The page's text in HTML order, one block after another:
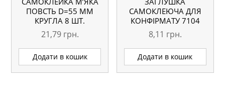
ПОВСТЬ D=55 ММ
КРУГЛА 8 ШТ.
21,79 грн.
Додати в кошик
САМОКЛЕЮЧА ДЛЯ
КОНФІРМАТУ 7104
ВЕНГЕ
8,11 грн.
Додати в кошик